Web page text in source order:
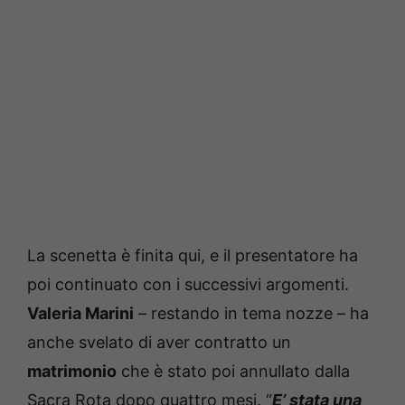
La scenetta è finita qui, e il presentatore ha
poi continuato con i successivi argomenti.
Valeria Marini – restando in tema nozze – ha
anche svelato di aver contratto un
matrimonio che è stato poi annullato dalla
Sacra Rota dopo quattro mesi. “E’ stata una